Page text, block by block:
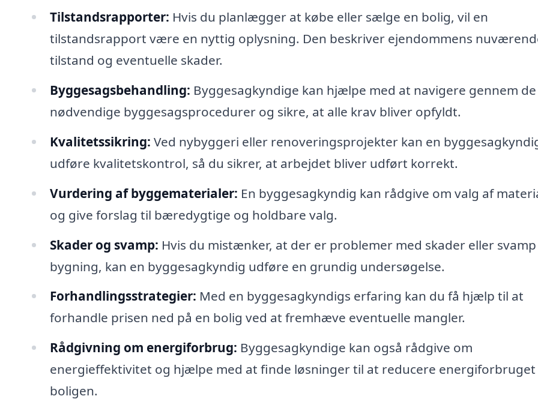
Tilstandsrapporter: Hvis du planlægger at købe eller sælge en bolig, vil en
tilstandsrapport være en nyttig oplysning. Den beskriver ejendommens
tilstand og eventuelle skader.
Byggesagsbehandling: Byggesagkyndige kan hjælpe med at navigere gennem de
nødvendige byggesagsprocedurer og sikre, at alle krav bliver opfyldt.
Kvalitetssikring: Ved nybyggeri eller renoveringsprojekter kan en
udføre kvalitetskontrol, så du sikrer, at arbejdet bliver udført korrekt.
Vurdering af byggematerialer: En byggesagkyndig kan rådgive om valg af
og give forslag til bæredygtige og holdbare valg.
Skader og svamp: Hvis du mistænker, at der er problemer med skader eller
bygning, kan en byggesagkyndig udføre en grundig undersøgelse.
Forhandlingsstrategier: Med en byggesagkyndigs erfaring kan du få hjælp til at
forhandle prisen ned på en bolig ved at fremhæve eventuelle mangler.
Rådgivning om energiforbrug: Byggesagkyndige kan også rådgive om
energieffektivitet og hjælpe med at finde løsninger til at reducere energiforbruget
boligen.